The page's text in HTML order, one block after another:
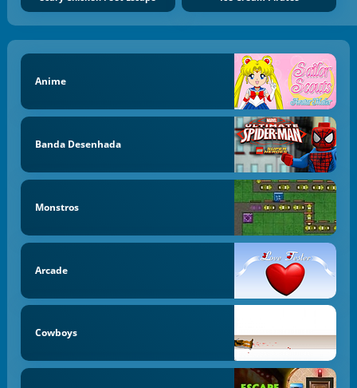
Anime
Banda Desenhada
Monstros
Arcade
Cowboys